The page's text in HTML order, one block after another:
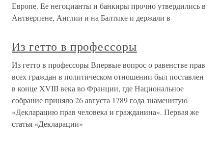
Европе. Ее негоцианты и банкиры прочно утвердились в
Антверпене, Англии и на Балтике и держали в
Из гетто в профессоры
Из гетто в профессоры Впервые вопрос о равенстве прав
всех граждан в политическом отношении был поставлен
в конце XVIII века во Франции, где Национальное
собрание приняло 26 августа 1789 года знаменитую
«Декларацию прав человека и гражданина». Первая же
статья «Декларации»